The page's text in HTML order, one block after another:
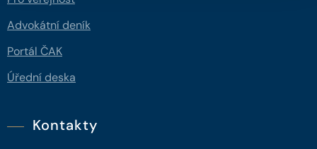
Advokátní deník
Portál ČAK
Úřední deska
Kontakty